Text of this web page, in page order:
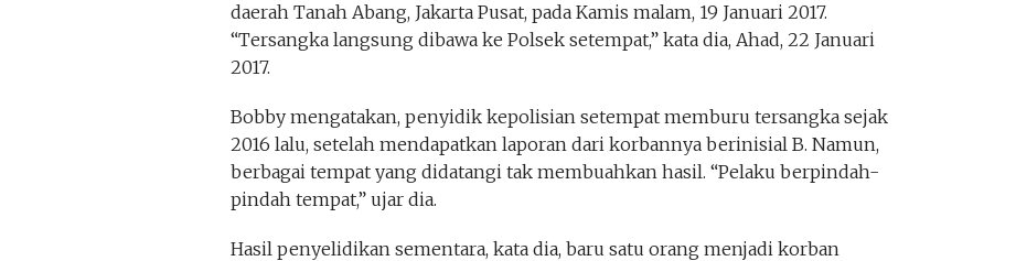
daerah Tanah Abang, Jakarta Pusat, pada Kamis malam, 19 Januari 2017.
“Tersangka langsung dibawa ke Polsek setempat,” kata dia, Ahad, 22 Januari
2017.
Bobby mengatakan, penyidik kepolisian setempat memburu tersangka sejak
2016 lalu, setelah mendapatkan laporan dari korbannya berinisial B. Namun,
berbagai tempat yang didatangi tak membuahkan hasil. “Pelaku berpindah-
pindah tempat,” ujar dia.
Hasil penyelidikan sementara, kata dia, baru satu orang menjadi korban